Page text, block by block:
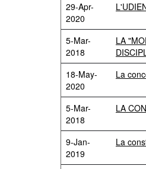
29-Apr-
2020
5-Mar-
2018
LA
18-May-
2020
La
5-Mar-
2018
LA
9-Jan-
2019
La